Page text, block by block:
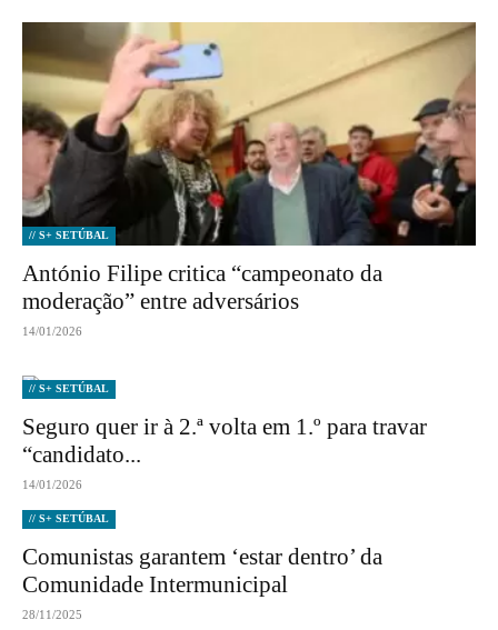
// S+ SETÚBAL
António Filipe critica “campeonato da
moderação” entre adversários
14/01/2026
// S+ SETÚBAL
Seguro quer ir à 2.ª volta em 1.º para travar
“candidato...
14/01/2026
// S+ SETÚBAL
Comunistas garantem ‘estar dentro’ da
Comunidade Intermunicipal
28/11/2025